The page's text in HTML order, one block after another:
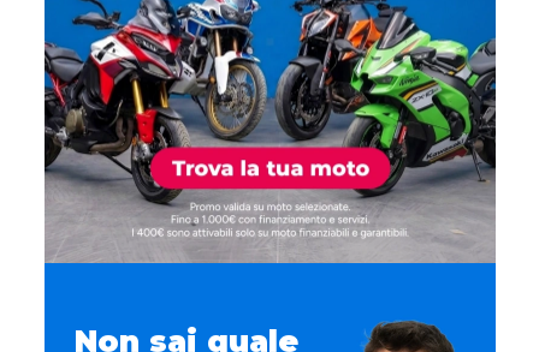
Non sai quale